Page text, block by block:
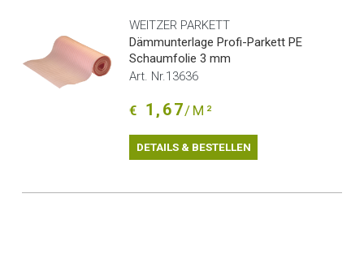
WEITZER PARKETT
Dämmunterlage Profi-Parkett PE
Schaumfolie 3 mm
Art. Nr.13636
€ 1,67/M²
DETAILS & BESTELLEN